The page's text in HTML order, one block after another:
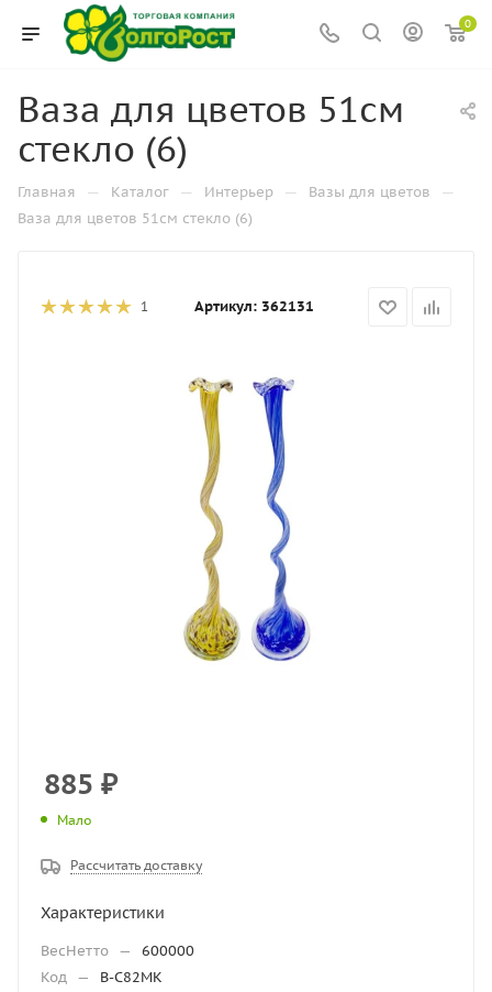
0
Ваза для цветов 51см
стекло (6)
Главная — Каталог — Интерьер — Вазы для цветов —
Ваза для цветов 51см стекло (6)
1 Артикул: 362131
885 ₽
Мало
Рассчитать доставку
Характеристики
ВесНетто —
600000
Код —
В-С82МК